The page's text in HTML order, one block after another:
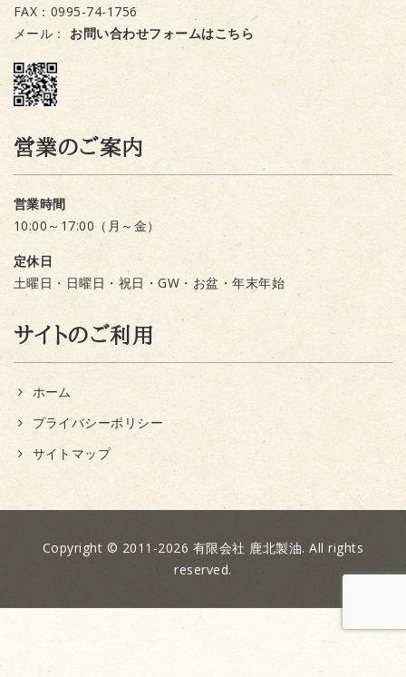
FAX：0995-74-1756
メール： お問い合わせフォームはこちら
営業のご案内
営業時間
10:00～17:00（月～金）
定休日
土曜日・日曜日・祝日・GW・お盆・年末年始
サイトのご利用
ホーム
プライバシーポリシー
サイトマップ
Copyright © 2011-2026 有限会社 鹿北製油. All rights
reserved.